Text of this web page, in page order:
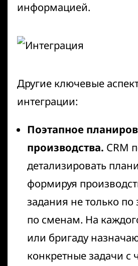
информацией.
Другие ключевые
интеграции:
Поэтапное
производства. CRM
детализировать
формируя
задания не только по
по сменам. На
или бригаду
конкретные задачи с